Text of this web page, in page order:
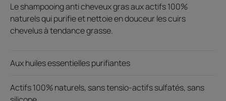
Le shampooing anti cheveux gras aux actifs 100%
naturels qui purifie et nettoie en douceur les cuirs
chevelus à tendance grasse.
Aux huiles essentielles purifiantes
Actifs 100% naturels, sans tensio-actifs sulfatés, sans